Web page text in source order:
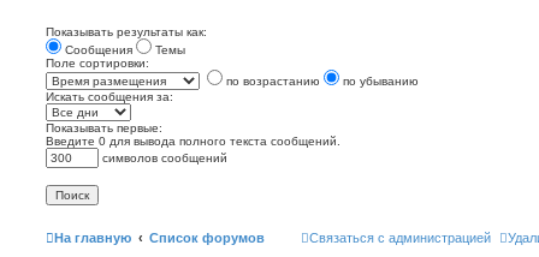
Показывать результаты как:
Сообщения
Темы
Поле сортировки:
по возрастанию
по убыванию
Искать сообщения за:
Показывать первые:
Введите 0 для вывода полного текста сообщений.
символов сообщений
На главную Список форумов Связаться с администрацией